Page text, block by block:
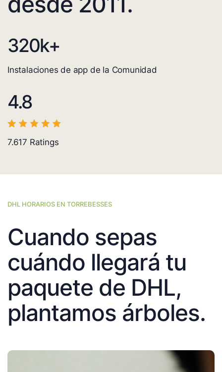
320k+
Instalaciones de app de la Comunidad
4.8
7.617 Ratings
DHL HORARIOS EN TORREBESSES
Cuando sepas
cuándo llegará tu
paquete de DHL,
plantamos árboles.